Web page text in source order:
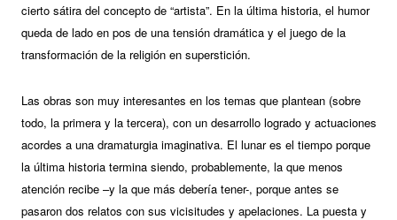
cierto sátira del concepto de “artista”. En la última historia, el humor
queda de lado en pos de una tensión dramática y el juego de la
transformación de la religión en superstición.
Las obras son muy interesantes en los temas que plantean (sobre
todo, la primera y la tercera), con un desarrollo logrado y actuaciones
acordes a una dramaturgia imaginativa. El lunar es el tiempo porque
la última historia termina siendo, probablemente, la que menos
atención recibe –y la que más debería tener-, porque antes se
pasaron dos relatos con sus vicisitudes y apelaciones. La puesta y